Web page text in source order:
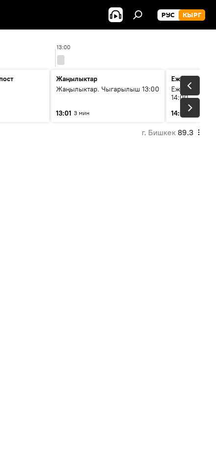
РУС КЫРГ
13:00
Жаңылыктар
Жаңылыктар. Чыгарылыш 13:00
13:01 3 мин
Ежедневные
Ежедневные
14:00
14:01
3 мин
г. Бишкек 89.3